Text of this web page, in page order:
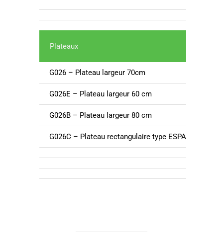
Plateaux
G026 – Plateau largeur 70cm
G026E – Plateau largeur 60 cm
G026B – Plateau largeur 80 cm
G026C – Plateau rectangulaire type ESPACE